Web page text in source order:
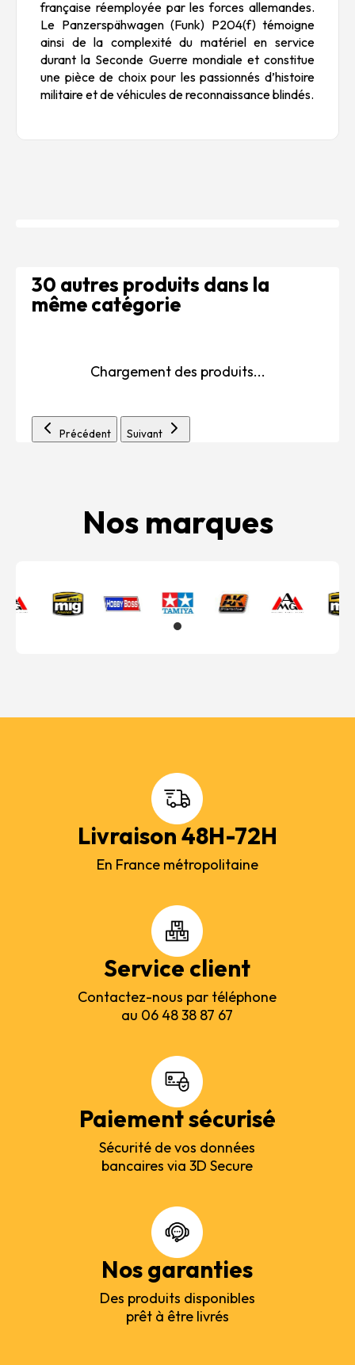
française réemployée par les forces allemandes.
Le Panzerspähwagen (Funk) P204(f) témoigne
ainsi de la complexité du matériel en service
durant la Seconde Guerre mondiale et constitue
une pièce de choix pour les passionnés d’histoire
militaire et de véhicules de reconnaissance blindés.
30 autres produits dans la
même catégorie
Chargement des produits...
Précédent Suivant
Nos marques
Livraison 48H-72H
En France métropolitaine
Service client
Contactez-nous par téléphone
au 06 48 38 87 67
Paiement sécurisé
Sécurité de vos données
bancaires via 3D Secure
Nos garanties
Des produits disponibles
prêt à être livrés